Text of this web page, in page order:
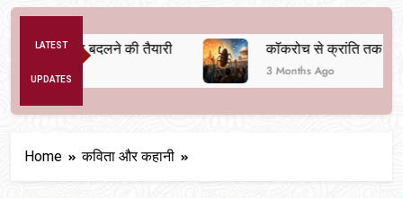
LATEST
UPDATES
व्यवस्था बदलने की तैयारी कॉकरोच से क्रांति तक
3 Months Ago
Home कविता और कहानी